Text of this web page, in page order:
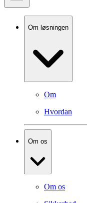
Om løsningen
Om
Hvordan
Om os
Om os